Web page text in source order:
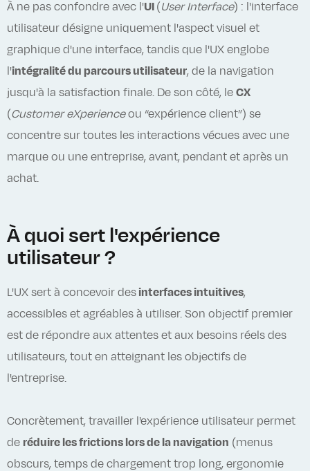
À ne pas confondre avec l'UI (User Interface) : l'interface
utilisateur désigne uniquement l'aspect visuel et
graphique d'une interface, tandis que l'UX englobe
l'intégralité du parcours utilisateur, de la navigation
jusqu'à la satisfaction finale. De son côté, le CX
(Customer eXperienceou “expérience client”) se
concentre sur toutes les interactions vécues avec une
marque ou une entreprise, avant, pendant et après un
achat.
À quoi sert l'expérience
utilisateur ?
L'UX sert à concevoir des interfaces intuitives,
accessibles et agréables à utiliser. Son objectif premier
est de répondre aux attentes et aux besoins réels des
utilisateurs, tout en atteignant les objectifs de
l'entreprise.
Concrètement, travailler l'expérience utilisateur permet
de réduire les frictions lors de la navigation (menus
obscurs, temps de chargement trop long, ergonomie